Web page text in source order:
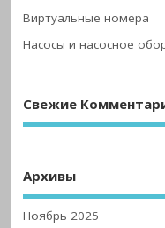
Виртуальные номера
Насосы и насосное
Свежие
Архивы
Ноябрь 2025